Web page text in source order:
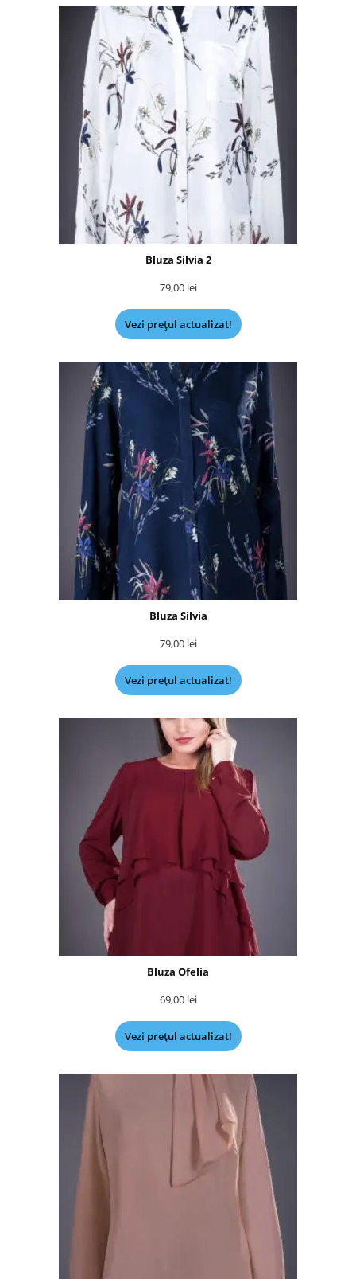
Bluza Silvia 2
79,00 lei
Vezi prețul actualizat!
Bluza Silvia
79,00 lei
Vezi prețul actualizat!
Bluza Ofelia
69,00 lei
Vezi prețul actualizat!